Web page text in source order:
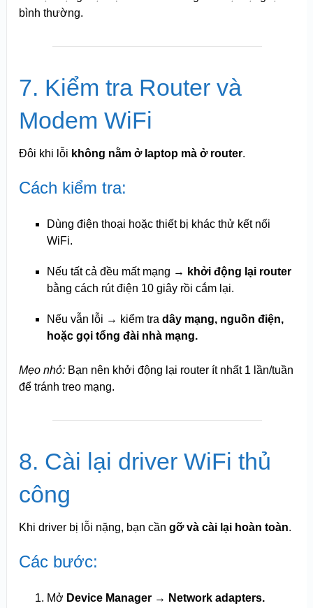
bình thường.
7. Kiểm tra Router và
Modem WiFi
Đôi khi lỗi không nằm ở laptop mà ở router.
Cách kiểm tra:
Dùng điện thoại hoặc thiết bị khác thử kết nối
WiFi.
Nếu tất cả đều mất mạng → khởi động lại router
bằng cách rút điện 10 giây rồi cắm lại.
Nếu vẫn lỗi → kiểm tra dây mạng, nguồn điện,
hoặc gọi tổng đài nhà mạng.
Mẹo nhỏ:Bạn nên khởi động lại router ít nhất 1 lần/tuần
để tránh treo mạng.
8. Cài lại driver WiFi thủ
công
Khi driver bị lỗi nặng, bạn cần gỡ và cài lại hoàn toàn.
Các bước:
Mở Device Manager → Network adapters.